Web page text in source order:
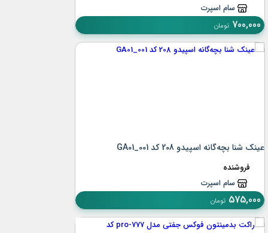
سام اسپرت
700,000 تومان
عینک شنا بچه‌گانه اسپیدو 208 کد GA01_001
فروشنده
سام اسپرت
575,000 تومان